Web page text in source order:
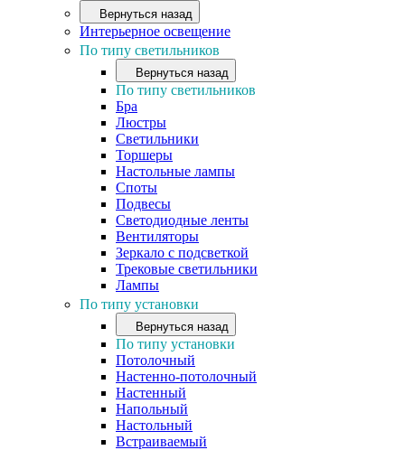
Вернуться назад
Интерьерное освещение
По типу светильников
Вернуться назад
По типу светильников
Бра
Люстры
Светильники
Торшеры
Настольные лампы
Споты
Подвесы
Светодиодные ленты
Вентиляторы
Зеркало с подсветкой
Трековые светильники
Лампы
По типу установки
Вернуться назад
По типу установки
Потолочный
Настенно-потолочный
Настенный
Напольный
Настольный
Встраиваемый